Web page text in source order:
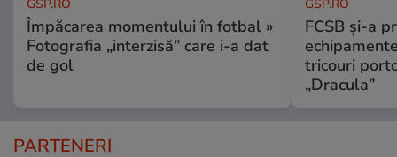
GSP.RO
Împăcarea momentului în fotbal »
Fotografia „interzisă” care i-a dat
de gol
GSP.RO
FCSB și-a
tricouri
„Dracula”
PARTENERI